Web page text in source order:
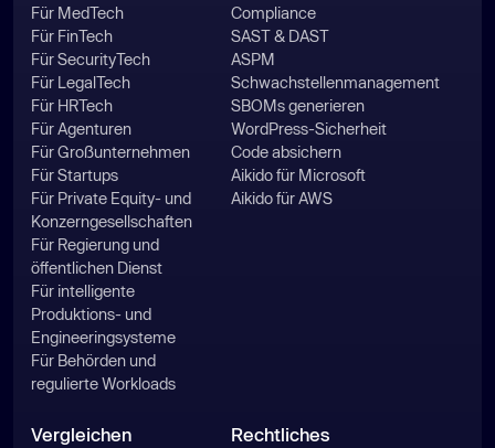
Für MedTech
Für FinTech
Für SecurityTech
Für LegalTech
Für HRTech
Für Agenturen
Für Großunternehmen
Für Startups
Für Private Equity- und
Konzerngesellschaften
Für Regierung und
öffentlichen Dienst
Für intelligente
Produktions- und
Engineeringsysteme
Für Behörden und
regulierte Workloads
Compliance
SAST & DAST
ASPM
Schwachstellenmanagement
SBOMs generieren
WordPress-Sicherheit
Code absichern
Aikido für Microsoft
Aikido für AWS
Vergleichen Rechtliches